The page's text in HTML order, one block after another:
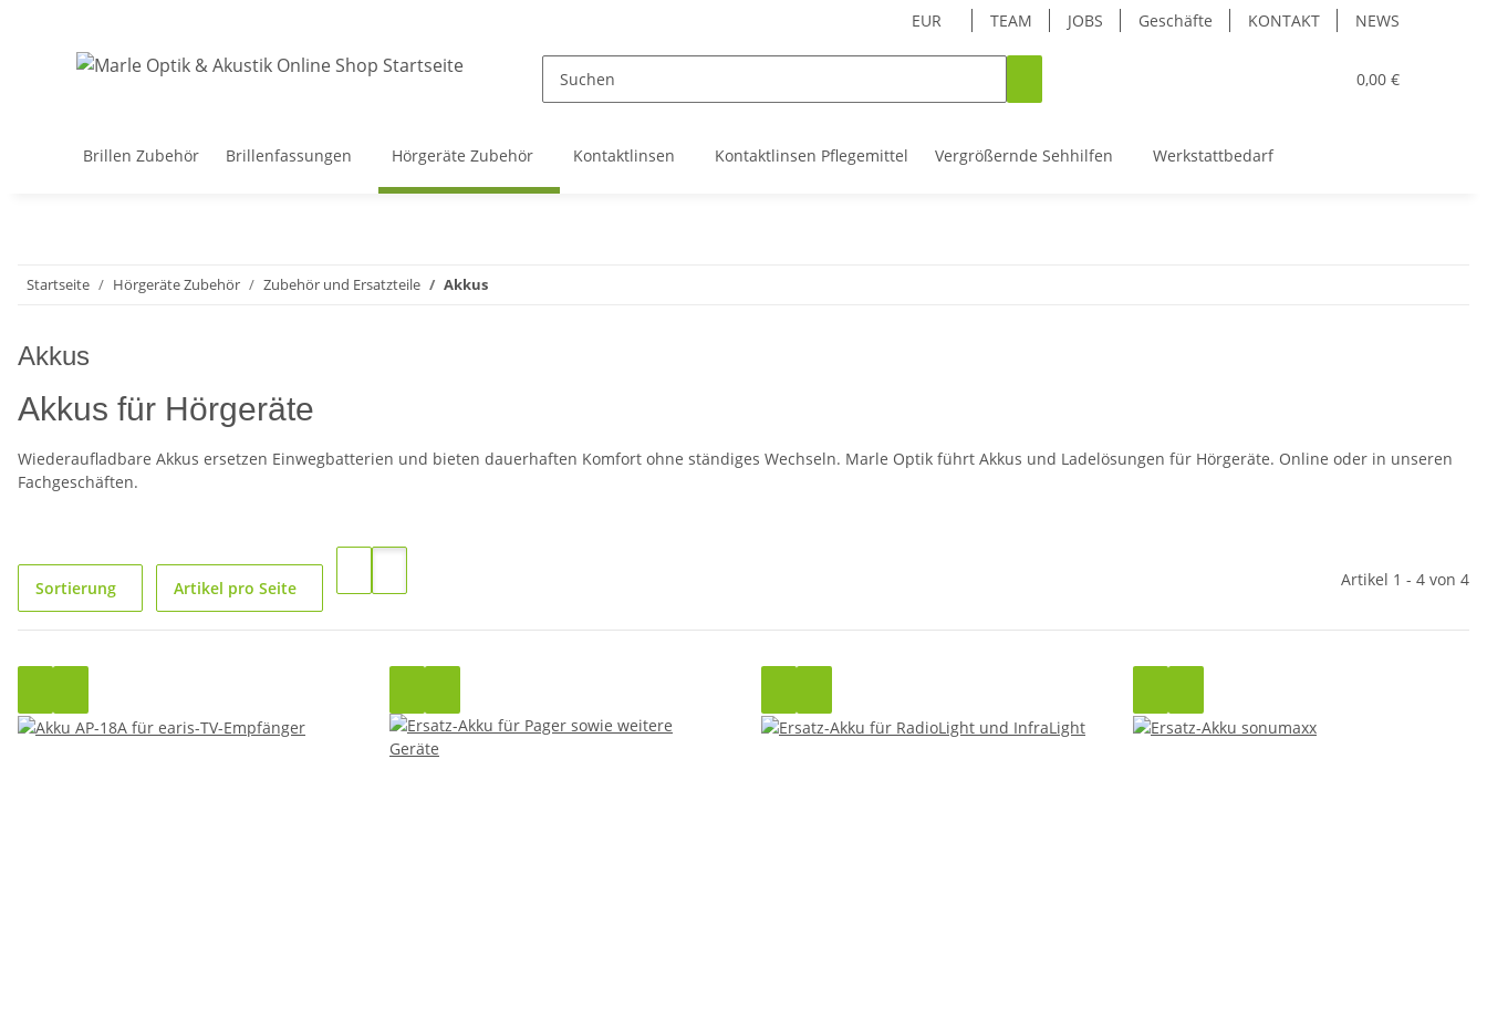
EUR TEAM JOBS Geschäfte KONTAKT NEWS
0,00 €
Brillen Zubehör Brillenfassungen Hörgeräte Zubehör Kontaktlinsen Kontaktlinsen Pflegemittel Vergrößernde Sehhilfen Werkstattbedarf
Startseite Hörgeräte Zubehör Zubehör und Ersatzteile Akkus
Akkus
Akkus für Hörgeräte
Wiederaufladbare Akkus ersetzen Einwegbatterien und bieten dauerhaften Komfort ohne ständiges Wechseln. Marle Optik führt Akkus und Ladelösungen für Hörgeräte. Online oder in unseren
Fachgeschäften.
Sortierung Artikel pro Seite Artikel 1 - 4 von 4